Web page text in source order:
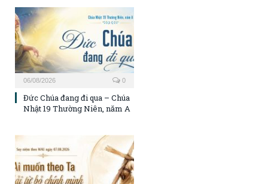
06/08/2026 0
Đức Chúa đang đi qua – Chúa
Nhật 19 Thường Niên, năm A